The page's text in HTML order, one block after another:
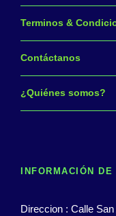
Terminos &
Contáctanos
¿Quiénes somos?
INFORMACIÓN
Direccion : Calle